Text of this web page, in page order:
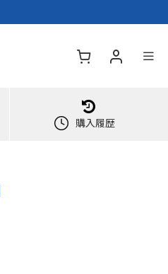
購入履歴